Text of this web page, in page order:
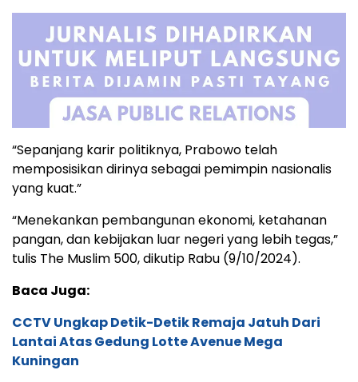
“Sepanjang karir politiknya, Prabowo telah
memposisikan dirinya sebagai pemimpin nasionalis
yang kuat.”
“Menekankan pembangunan ekonomi, ketahanan
pangan, dan kebijakan luar negeri yang lebih tegas,”
tulis The Muslim 500, dikutip Rabu (9/10/2024).
Baca Juga:
CCTV Ungkap Detik-Detik Remaja Jatuh Dari
Lantai Atas Gedung Lotte Avenue Mega
Kuningan